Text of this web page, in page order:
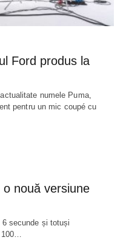
Ford produs la
numele Puma,
pentru un mic coupé cu
nouă versiune
secunde și totuși
100…